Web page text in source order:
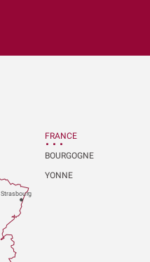
Strasbourg
FRANCE
BOURGOGNE
YONNE